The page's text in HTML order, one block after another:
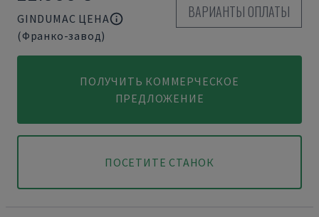
GINDUMAC ЦЕНА
(Франко-завод)
ВАРИАНТЫ ОПЛАТЫ
ПОЛУЧИТЬ КОММЕРЧЕСКОЕ
ПРЕДЛОЖЕНИЕ
ПОСЕТИТЕ СТАНОК